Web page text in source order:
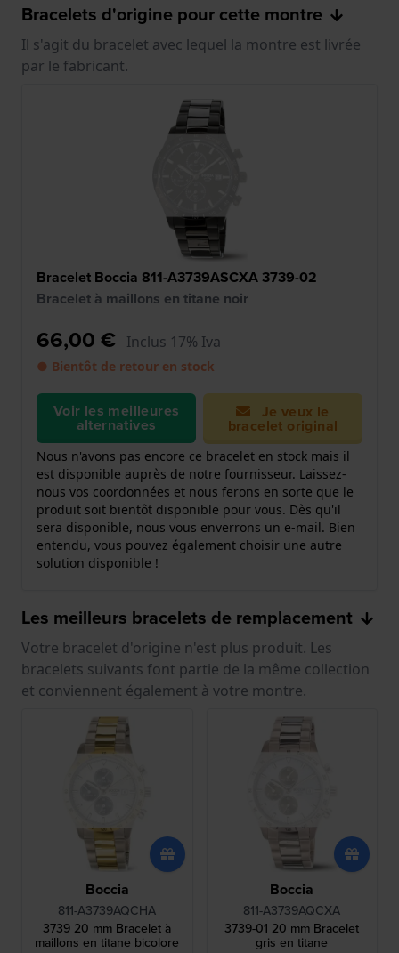
Bracelets d'origine pour cette montre
Il s'agit du bracelet avec lequel la montre est livrée
par le fabricant.
Bracelet Boccia 811-A3739ASCXA 3739-02
Bracelet à maillons en titane noir
66,00 € Inclus 17% Iva
● Bientôt de retour en stock
Voir les meilleures
alternatives
Je veux le
bracelet original
Nous n'avons pas encore ce bracelet en stock mais il
est disponible auprès de notre fournisseur. Laissez-
nous vos coordonnées et nous ferons en sorte que le
produit soit bientôt disponible pour vous. Dès qu'il
sera disponible, nous vous enverrons un e-mail. Bien
entendu, vous pouvez également choisir une autre
solution disponible !
Les meilleurs bracelets de remplacement
Votre bracelet d'origine n'est plus produit. Les
bracelets suivants font partie de la même collection
et conviennent également à votre montre.
Boccia
811-A3739AQCHA
3739 20 mm Bracelet à
maillons en titane bicolore
Boccia
811-A3739AQCXA
3739-01 20 mm Bracelet
gris en titane